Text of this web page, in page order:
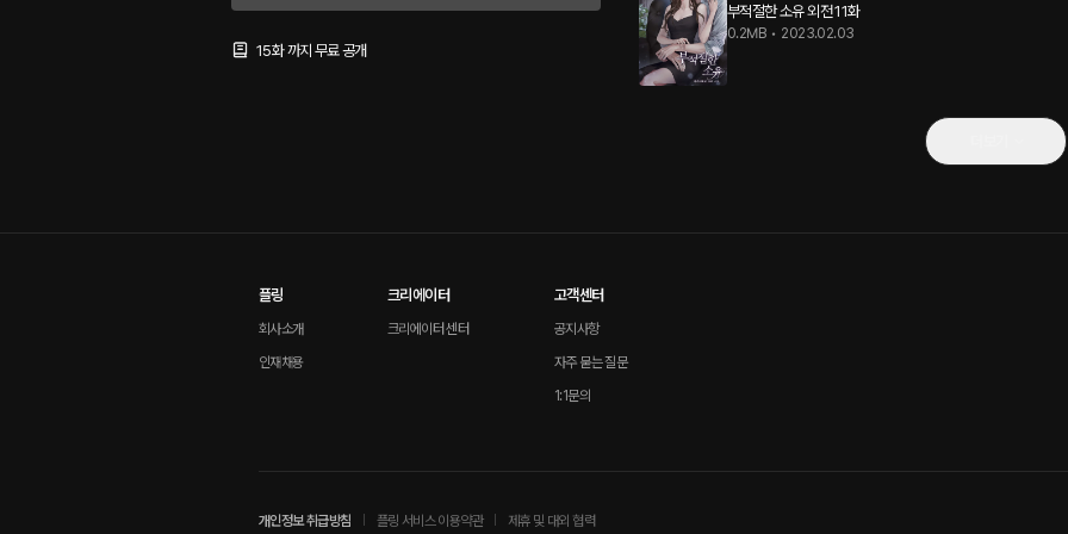
15화 까지 무료 공개
부적절한 소유 외전 11화
0.2MB • 2023.02.03
플링
회사소개
인재채용
크리에이터
크리에이터 센터
고객센터
공지사항
자주 묻는 질문
1:1문의
개인정보 취급방침 플링 서비스 이용약관 제휴 및 대외 협력